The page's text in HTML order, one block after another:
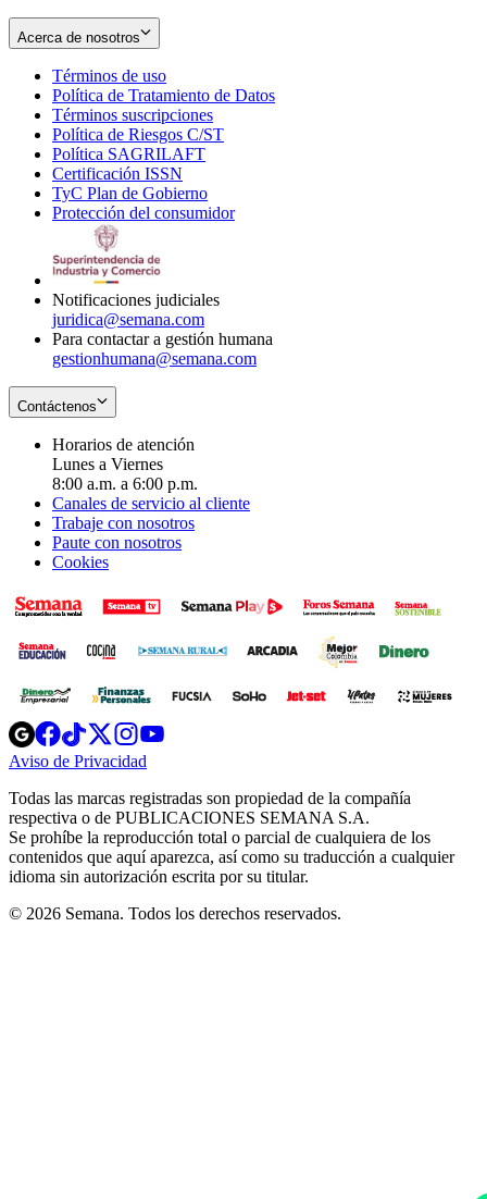
Acerca de nosotros
Términos de uso
in
new
window
Política de Tratamiento de Datos
Términos suscripciones
in
Política de Riesgos C/ST
Política SAGRILAFT
new
window
Certificación ISSN
in
new
TyC Plan de Gobierno
in
Protección del consumidorOpens
Notificaciones judiciales
juridica@semana.com
Para contactar a gestión humana
gestionhumana@semana.com
Contáctenos
Horarios de atención
Lunes a Viernes
8:00 a.m. a 6:00 p.m.
Canales de servicio al cliente
Trabaje con nosotros
Paute con nosotros
Cookies
Opens
in
new
Opens
in
new
Opens
in
new
window
Opens
new
windowwindow
Aviso de Privacidad
new
window
Todas las marcas registradas son propiedad de la compañía
respectiva o de PUBLICACIONES SEMANA S.A.
Se prohíbe la reproducción total o parcial de cualquiera de los
contenidos que aquí aparezca, así como su traducción a cualquier
idioma sin autorización escrita por su titular.
© 2026 Semana. Todos los derechos reservados.